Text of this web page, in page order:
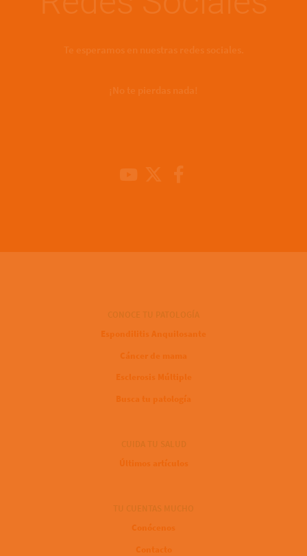
Te esperamos en nuestras redes sociales.
¡No te pierdas nada!
Youtube Channel
Espondilitis Anquilosante
Cáncer de mama
Esclerosis Múltiple
Busca tu patología
Últimos artículos
Conócenos
Contacto